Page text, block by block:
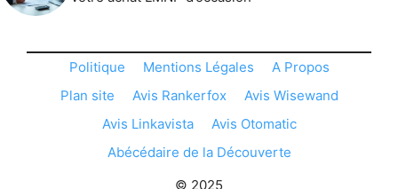
Politique Mentions Légales
A Propos
Plan site
Avis Rankerfox
Avis Wisewand
Avis Linkavista
Avis Otomatic
Abécédaire de la Découverte
© 2025